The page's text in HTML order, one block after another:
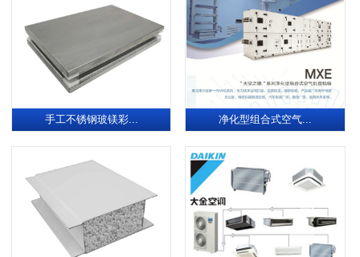
手工不锈钢玻镁彩... 净化型组合式空气...